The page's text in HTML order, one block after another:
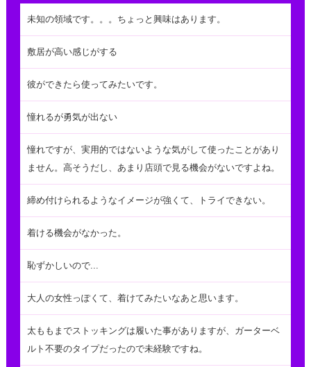
未知の領域です。。。ちょっと興味はあります。
敷居が高い感じがする
彼ができたら使ってみたいです。
憧れるが勇気が出ない
憧れですが、実用的ではないような気がして使ったことがあり
ません。高そうだし、あまり店頭で見る機会がないですよね。
締め付けられるようなイメージが強くて、トライできない。
着ける機会がなかった。
恥ずかしいので...
大人の女性っぽくて、着けてみたいなあと思います。
太ももまでストッキングは履いた事がありますが、ガーターベ
ルト不要のタイプだったので未経験ですね。